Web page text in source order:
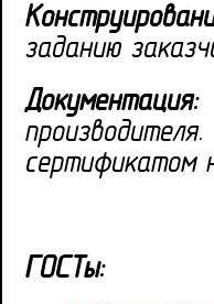
заданию
Документация:
сертификатом
ГОСТы: